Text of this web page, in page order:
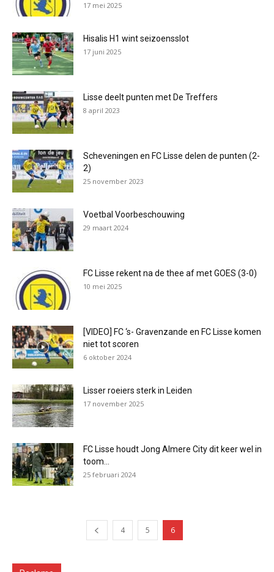
17 mei 2025
Hisalis H1 wint seizoensslot
17 juni 2025
Lisse deelt punten met De Treffers
8 april 2023
Scheveningen en FC Lisse delen de punten (2-
2)
25 november 2023
Voetbal Voorbeschouwing
29 maart 2024
FC Lisse rekent na de thee af met GOES (3-0)
10 mei 2025
[VIDEO] FC ‘s- Gravenzande en FC Lisse komen
niet tot scoren
6 oktober 2024
Lisser roeiers sterk in Leiden
17 november 2025
FC Lisse houdt Jong Almere City dit keer wel in
toom...
25 februari 2024
4 5 6